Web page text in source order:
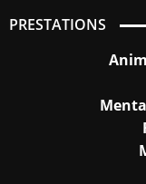
PRESTATIONS